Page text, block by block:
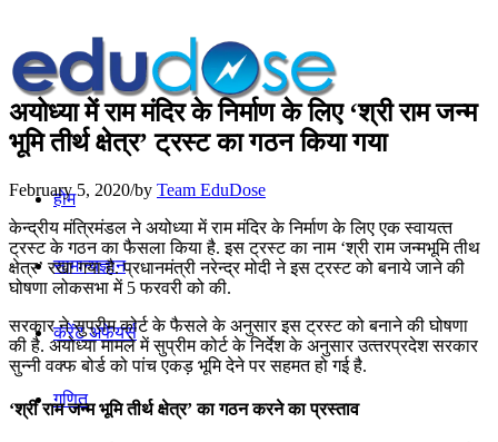
होम
सामान्यज्ञान
करेंट अफेयर्स
गणित
अयोध्‍या में राम मंदिर के निर्माण के लिए ‘श्री राम जन्‍म
भूमि तीर्थ क्षेत्र’ ट्रस्‍ट का गठन किया गया
February 5, 2020/by Team EduDose
केन्‍द्रीय मंत्रिमंडल ने अयोध्‍या में राम मंदिर के निर्माण के लिए एक स्‍वायत्‍त
ट्रस्‍ट के गठन का फैसला किया है. इस ट्रस्‍ट का नाम ‘श्री राम जन्मभूमि तीथ
क्षेत्र’ रखा गया है. प्रधानमंत्री नरेन्‍द्र मोदी ने इस ट्रस्ट को बनाये जाने की
घोषणा लोकसभा में 5 फरवरी को की.
सरकार ने सुप्रीम कोर्ट के फैसले के अनुसार इस ट्रस्‍ट को बनाने की घोषणा
की है. अयोध्‍या मामले में सुप्रीम कोर्ट के निर्देश के अनुसार उत्‍तरप्रदेश सरकार
सुन्‍नी वक्‍फ बोर्ड को पांच एकड़ भूमि देने पर सहमत हो गई है.
‘श्री राम जन्‍म भूमि तीर्थ क्षेत्र’ का गठन करने का प्रस्‍ताव